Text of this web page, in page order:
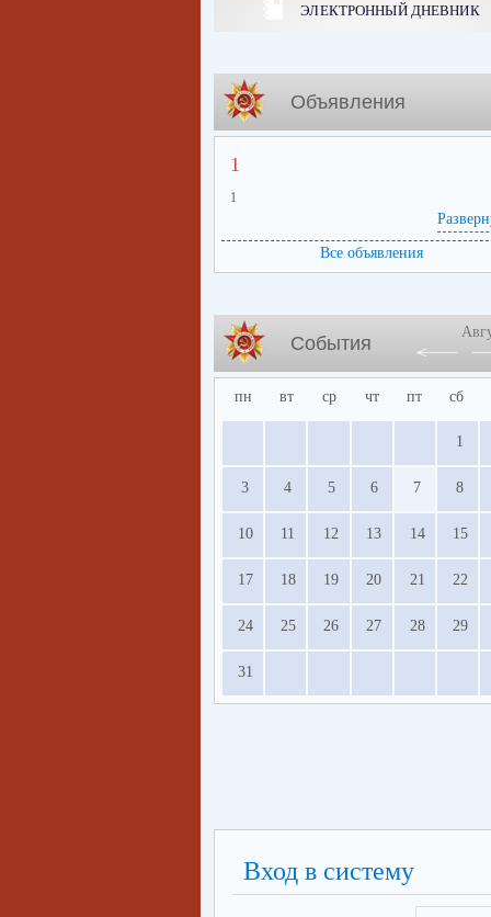
ЭЛЕКТРОННЫЙ ДНЕВНИК
Объявления
1
1
Все объявления
События
пн вт ср чт пт сб
1
3 4 5 6 7 8
10 11 12 13 14 15
17 18 19 20 21 22
24 25 26 27 28 29
31
Вход в систему